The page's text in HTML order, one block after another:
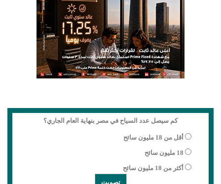
كم سيصل عدد السياح في مصر بنهاية العام الجاري؟
أقل من 18 مليون سائح
18 مليون سائح
أكثر من 18 مليون سائح